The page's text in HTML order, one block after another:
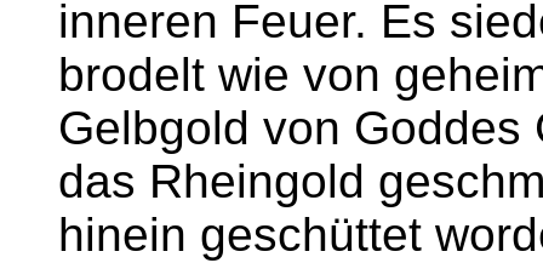
inneren Feuer. Es
brodelt wie von
Gelbgold von Goddes
das Rheingold
hinein geschüttet